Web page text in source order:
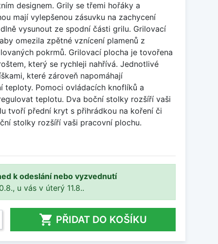
designem. Grily se třemi hořáky a
mají vylepšenou zásuvku na zachycení
vysunout ze spodní části grilu. Grilovací
omezila zpětné vznícení plamenů z
pokrmů. Grilovací plocha je tovořena
který se rychleji nahřívá. Jednotlivé
které zároveň napomáhají
teploty. Pomoci ovládacích knoflíků a
teplotu. Dva boční stolky rozšíří vaši
tvoří přední kryt s přihrádkou na koření či
stolky rozšíří vaši pracovní plochu.
k odeslání nebo vyzvednutí
u vás v úterý 11.8..
 PŘIDAT DO KOŠÍKU